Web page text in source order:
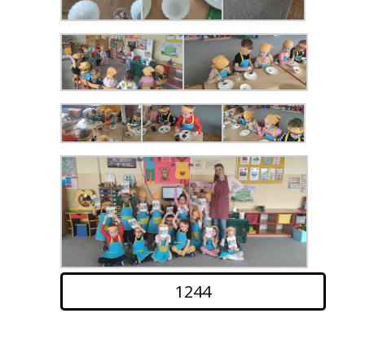
1244